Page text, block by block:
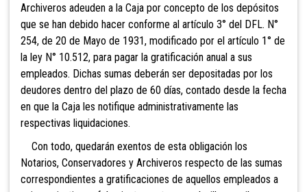
Archiveros adeuden a la Caja por concepto de los depósitos
que se han debido hacer conforme al artículo 3° del DFL. N°
254, de 20 de Mayo de 1931, modificado por el artículo 1° de
la ley N° 10.512, para pagar la gratificación anual a sus
empleados. Dichas sumas deberán ser depositadas por los
deudores dentro del plazo de 60 días, contado desde la fecha
en que la Caja les notifique administrativamente las
respectivas liquidaciones.
Con todo, quedarán exentos de esta obligación los
Notarios, Conservadores y Archiveros respecto de las sumas
correspondientes a gratificaciones de aquellos empleados a